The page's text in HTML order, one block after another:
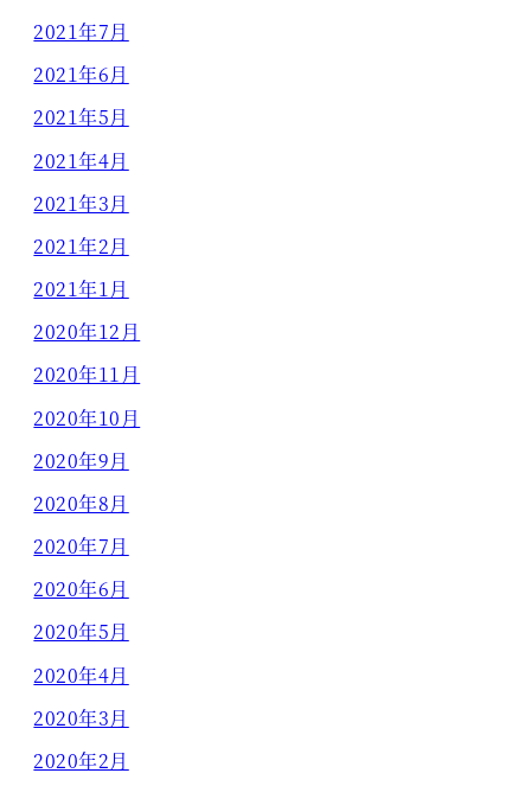
2021年7月
2021年6月
2021年5月
2021年4月
2021年3月
2021年2月
2021年1月
2020年12月
2020年11月
2020年10月
2020年9月
2020年8月
2020年7月
2020年6月
2020年5月
2020年4月
2020年3月
2020年2月